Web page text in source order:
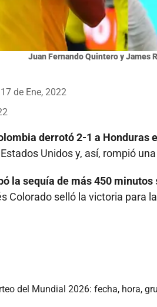
Juan Fernando Quintero y James
17 de Ene, 2022
derrotó 2-1 a Honduras
Unidos y, así, rompió
la sequía de más 450 minutos
Colorado selló la victoria para la
del Mundial 2026: fecha, hora,